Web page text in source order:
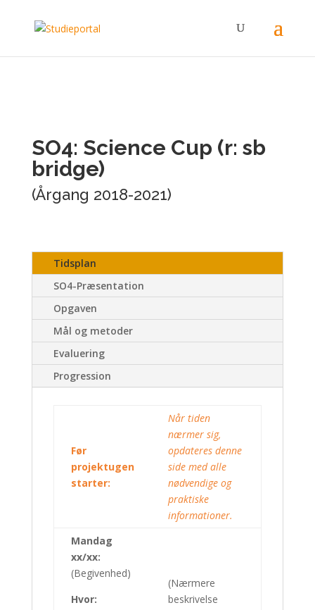
SO4: Science Cup (r: sb
bridge)
(Årgang 2018-2021)
Tidsplan
SO4-Præsentation
Opgaven
Mål og metoder
Evaluering
Progression
Før
projektugen
starter:
Når tiden
nærmer sig,
opdateres denne
side med alle
nødvendige og
praktiske
informationer.
Mandag
xx/xx:
(Begivenhed)
Hvor:
(Nærmere
beskrivelse